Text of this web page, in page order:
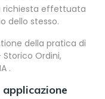
richiesta effettuata
dello stesso.
della pratica di
Ordini,
.